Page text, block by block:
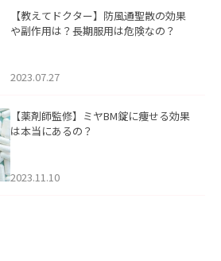
【教えてドクター】防風通聖散の効果
や副作用は？長期服用は危険なの？
2023.07.27
【薬剤師監修】ミヤBM錠に痩せる効果
は本当にあるの？
2023.11.10